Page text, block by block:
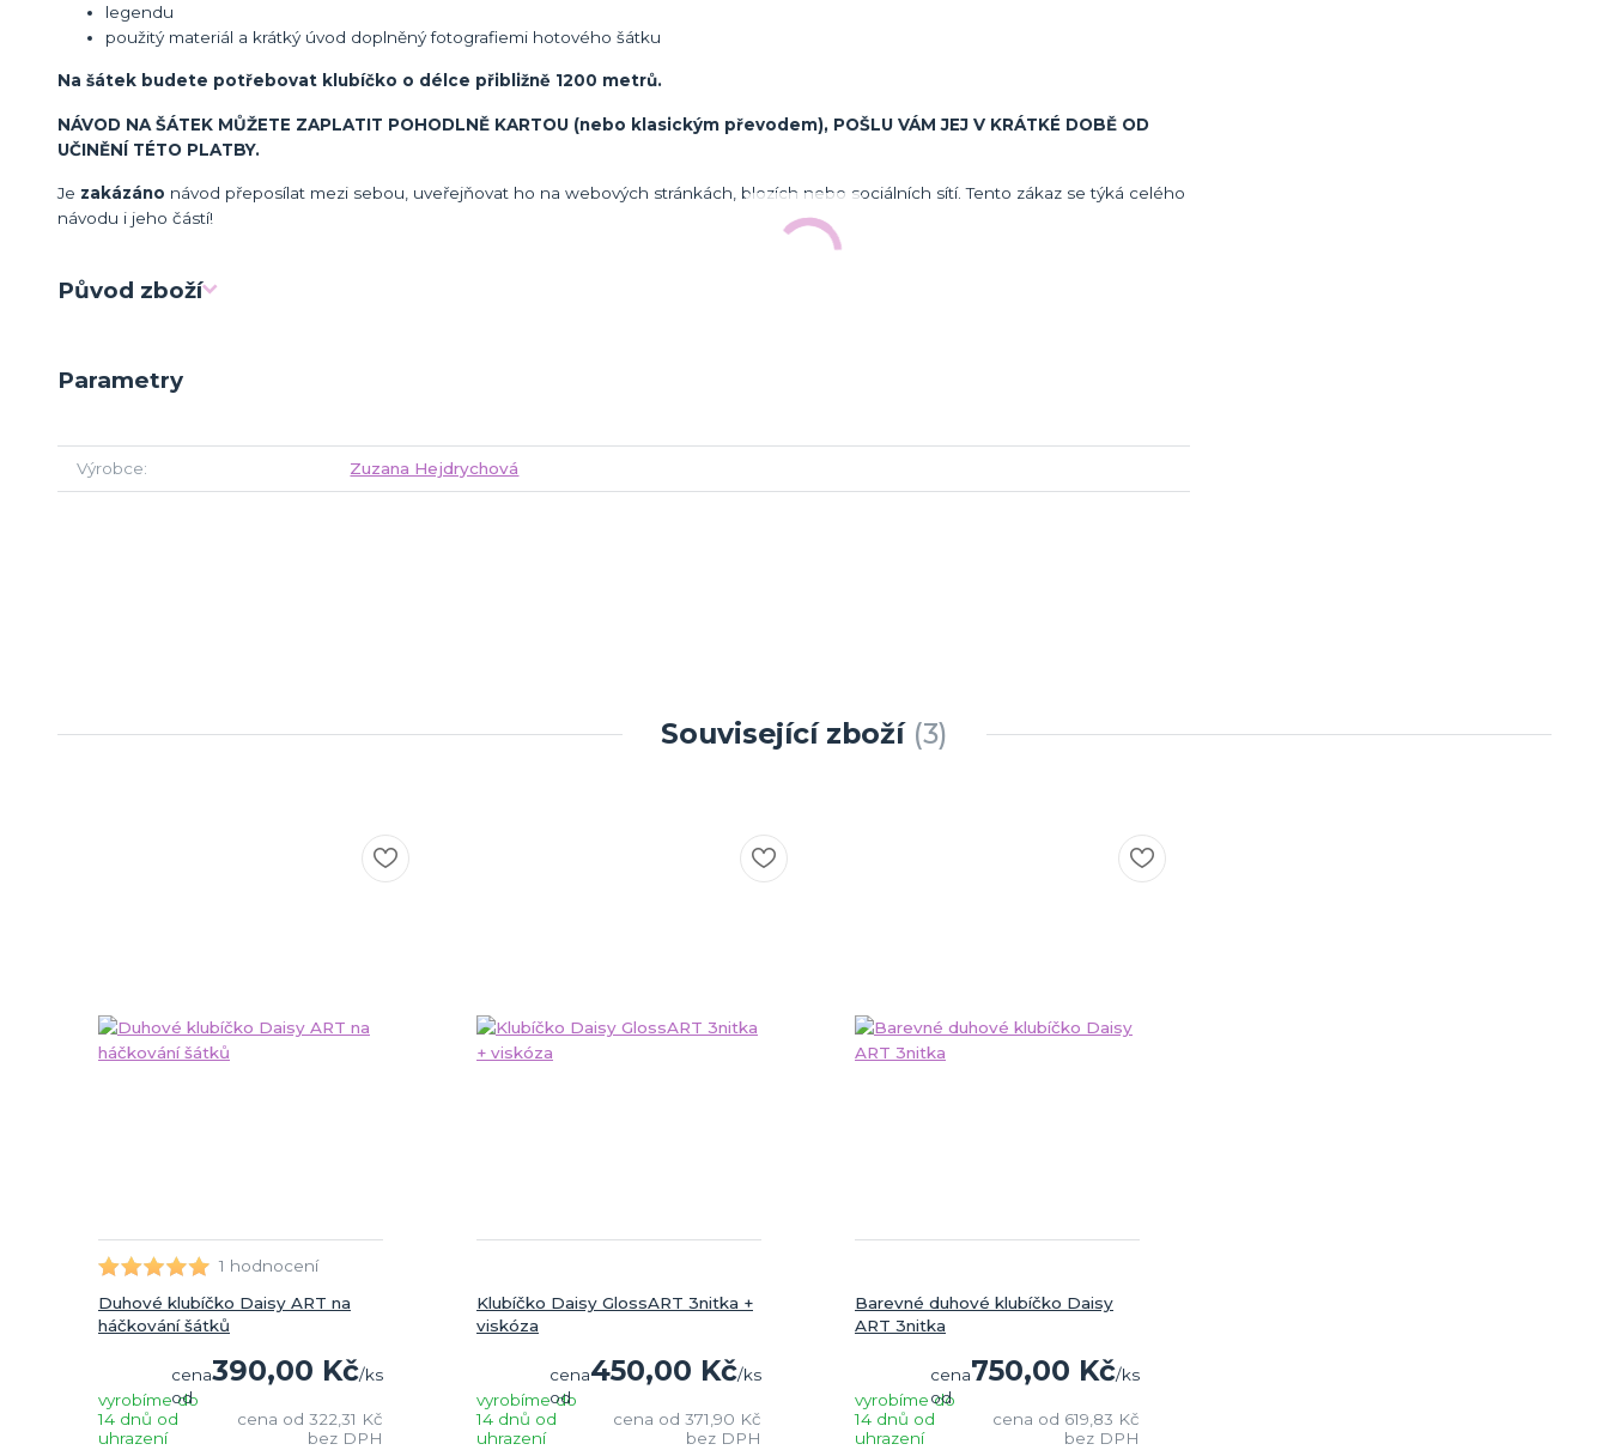
legendu
použitý materiál a krátký úvod doplněný fotografiemi hotového šátku
Na šátek budete potřebovat klubíčko o délce přibližně 1200 metrů.
NÁVOD NA ŠÁTEK MŮŽETE ZAPLATIT POHODLNĚ KARTOU (nebo klasickým převodem), POŠLU VÁM JEJ V KRÁTKÉ DOBĚ OD
UČINĚNÍ TÉTO PLATBY.
Je zakázáno návod přeposílat mezi sebou, uveřejňovat ho na webových stránkách, blozích nebo sociálních sítí. Tento zákaz se týká celého
návodu i jeho částí!
Původ zboží
Parametry
Výrobce Zuzana Hejdrychová
Související zboží 3
1 hodnocení
Duhové klubíčko Daisy ART na
háčkování šátků
cena
od
390,00 Kč/ks
cena od 322,31 Kč
bez DPH
vyrobíme do
14 dnů od
uhrazení
Klubíčko Daisy GlossART 3nitka +
viskóza
cena
od
450,00 Kč/ks
cena od 371,90 Kč
bez DPH
vyrobíme do
14 dnů od
uhrazení
Barevné duhové klubíčko Daisy
ART 3nitka
cena
od
750,00 Kč/ks
cena od 619,83 Kč
bez DPH
vyrobíme do
14 dnů od
uhrazení